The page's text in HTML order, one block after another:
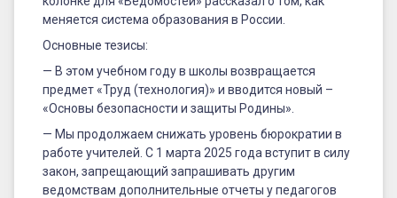
меняется система образования в России.
Основные тезисы:
— В этом учебном году в школы возвращается
предмет «Труд (технология)» и вводится новый –
«Основы безопасности и защиты Родины».
— Мы продолжаем снижать уровень бюрократии в
работе учителей. С 1 марта 2025 года вступит в силу
закон, запрещающий запрашивать другим
ведомствам дополнительные отчеты у педагогов